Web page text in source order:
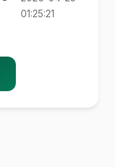
01:25:21